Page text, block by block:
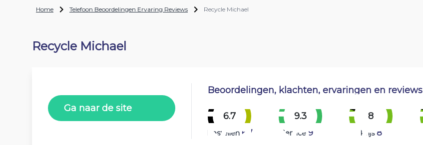
Home Telefoon Beoordelingen Ervaring Reviews Recycle Michael
Recycle Michael
Ga naar de site
Beoordelingen, klachten, ervaringen en reviews
6.7
Bestellen 6.7
9.3
Service 9.3
8
Prijs 8